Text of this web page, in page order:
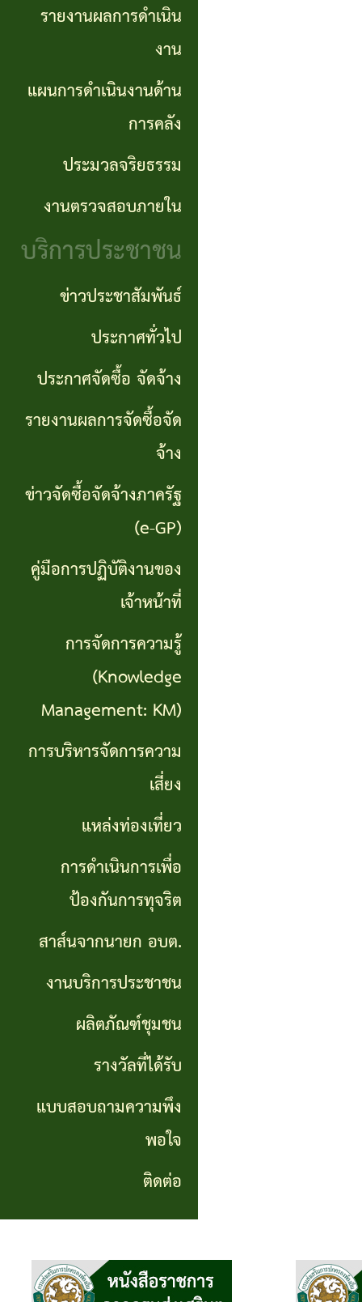
งาน
เจ้า
หน้าที่
การจัดการ
ความรู้
(Knowledge
KM)
การ
บริหาร
จัดการ
เสี่ยง
ท่อง
เที่ยว
การ
ดำเนิน
การ
เพื่อ
ทุจริต
สาส์น
นายก
อบต.
งาน
บริการ
ประชาชน
ผลิตภัณฑ์
รางวัล
ที่ได้
รับ
งานด้าน
การคลัง
จริยธรรม
งาน
ตรวจ
สอบ
ภายใน
กำลัง
แผน
ส่วน
ตำบล
รายงานผลการดำเนิน
งาน
แผนการดำเนินงานด้าน
การคลัง
ประมวลจริยธรรม
งานตรวจสอบภายใน
บริการประชาชน
ข่าวประชาสัมพันธ์
ประกาศทั่วไป
ประกาศจัดซื้อ จัดจ้าง
รายงานผลการจัดซื้อจัด
จ้าง
ข่าวจัดซื้อจัดจ้างภาครัฐ
(e-GP)
คู่มือการปฏิบัติงานของ
เจ้าหน้าที่
การจัดการความรู้
(Knowledge
Management: KM)
การบริหารจัดการความ
เสี่ยง
แหล่งท่องเที่ยว
การดำเนินการเพื่อ
ป้องกันการทุจริต
สาส์นจากนายก อบต.
งานบริการประชาชน
ผลิตภัณฑ์ชุมชน
รางวัลที่ได้รับ
แบบสอบถามความพึง
พอใจ
ติดต่อ